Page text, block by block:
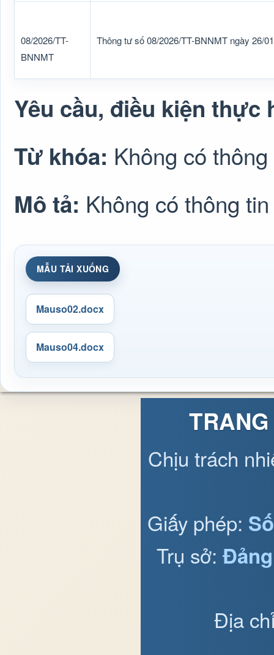
08/2026/TT-
BNNMT
Thông tư số 08/2026/TT-BNNMT ngày 26/
Yêu cầu, điều kiện thực
Từ khóa: Không có
Mô tả: Không có thông tin
MẪU TẢI XUỐNG
Mauso02.docx
Mauso04.docx
Chịu trách
Giấy phép:
Trụ sở:
Địa